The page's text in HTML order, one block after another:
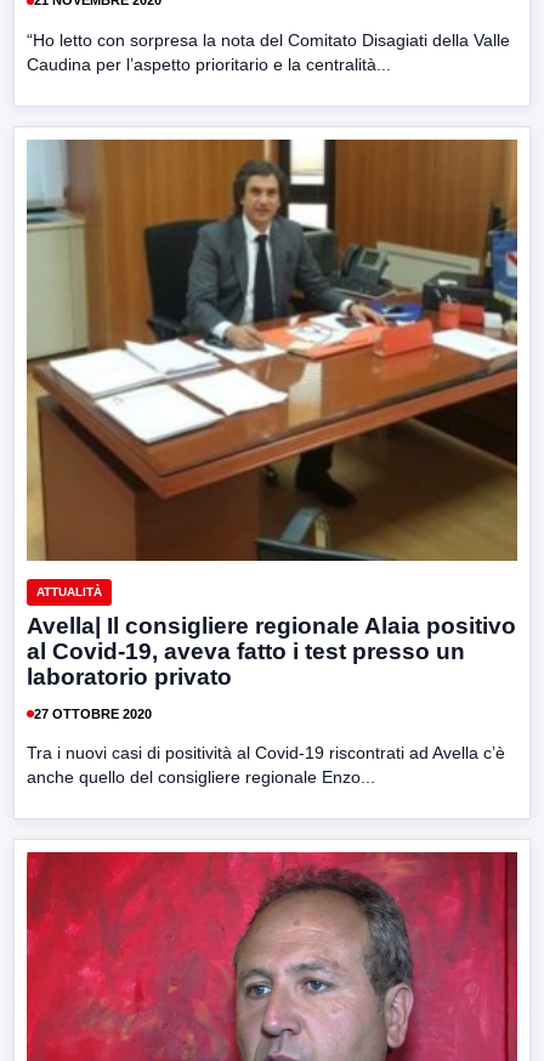
“Ho letto con sorpresa la nota del Comitato Disagiati della Valle
Caudina per l’aspetto prioritario e la centralità...
ATTUALITÀ
Avella| Il consigliere regionale Alaia positivo
al Covid-19, aveva fatto i test presso un
laboratorio privato
27 OTTOBRE 2020
Tra i nuovi casi di positività al Covid-19 riscontrati ad Avella c’è
anche quello del consigliere regionale Enzo...